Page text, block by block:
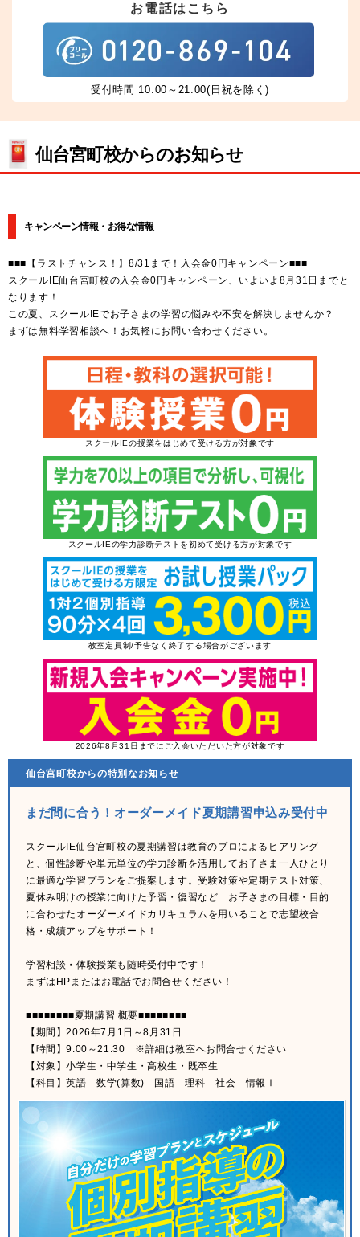
お電話はこちら
受付時間 10:00～21:00(日祝を除く)
仙台宮町校からのお知らせ
キャンペーン情報・お得な情報
■■■【ラストチャンス！】8/31まで！入会金0円キャンペーン■■■
スクールIE仙台宮町校の入会金0円キャンペーン、いよいよ8月31日までと
なります！
この夏、スクールIEでお子さまの学習の悩みや不安を解決しませんか？
まずは無料学習相談へ！お気軽にお問い合わせください。
スクールIEの授業をはじめて受ける方が対象です
スクールIEの学力診断テストを初めて受ける方が対象です
教室定員制/予告なく終了する場合がございます
2026年8月31日までにご入会いただいた方が対象です
仙台宮町校からの特別なお知らせ
まだ間に合う！オーダーメイド夏期講習申込み受付中
スクールIE仙台宮町校の夏期講習は教育のプロによるヒアリング
と、個性診断や単元単位の学力診断を活用してお子さま一人ひとり
に最適な学習プランをご提案します。受験対策や定期テスト対策、
夏休み明けの授業に向けた予習・復習など…お子さまの目標・目的
に合わせたオーダーメイドカリキュラムを用いることで志望校合
格・成績アップをサポート！
学習相談・体験授業も随時受付中です！
まずはHPまたはお電話でお問合せください！
■■■■■■■■夏期講習 概要■■■■■■■■
【期間】2026年7月1日～8月31日
【時間】9:00～21:30 ※詳細は教室へお問合せください
【対象】小学生・中学生・高校生・既卒生
【科目】英語 数学(算数) 国語 理科 社会 情報Ⅰ